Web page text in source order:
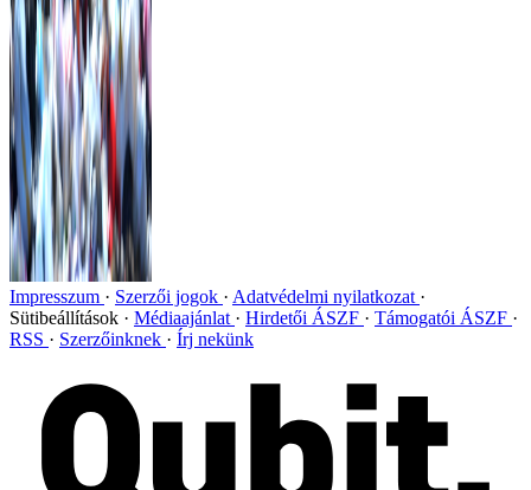
Impresszum Szerzői jogok
Adatvédelmi nyilatkozat
Sütibeállítások
Médiaajánlat Hirdetői ÁSZF
Támogatói ÁSZF
RSS
Szerzőinknek Írj nekünk